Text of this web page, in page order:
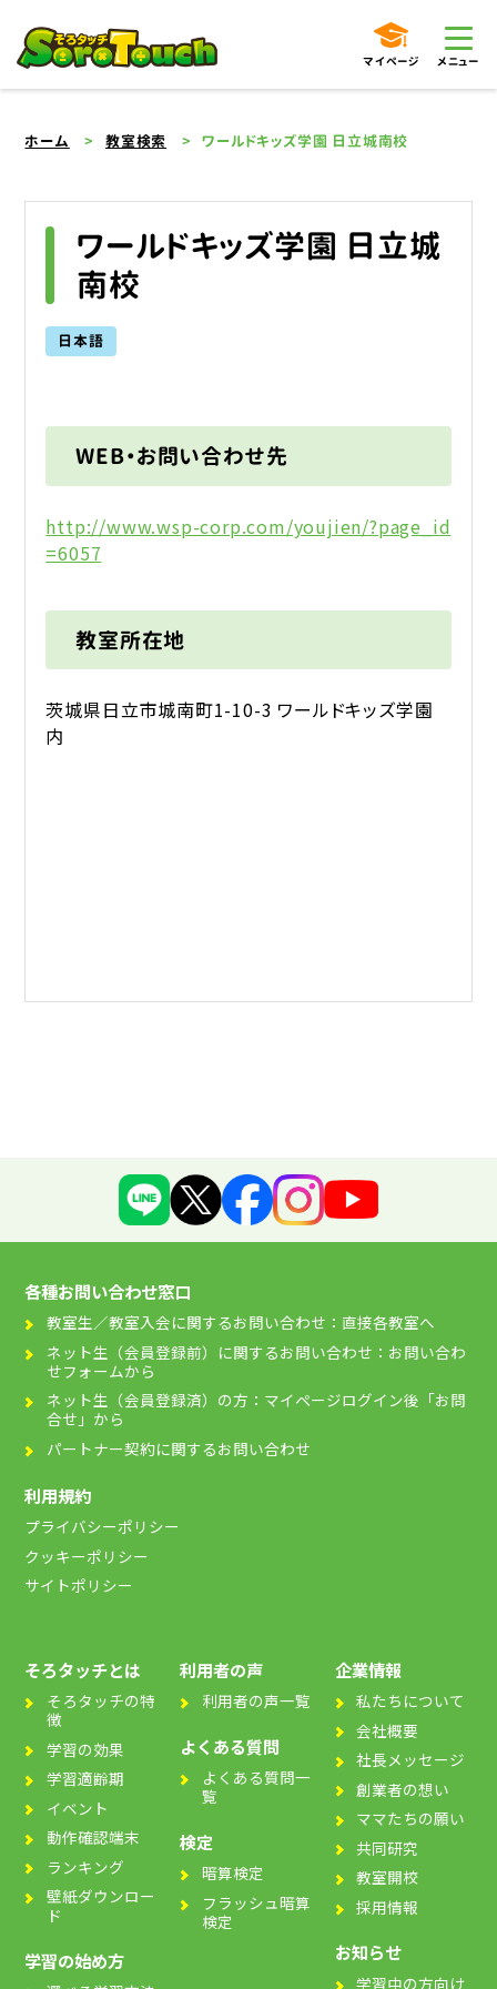
マイページ メニュー
ホーム 教室検索 ワールドキッズ学園 日立城南校
ワールドキッズ学園 日立城
南校
日本語
WEB・お問い合わせ先
http://www.wsp-corp.com/youjien/?page_id
=6057
教室所在地
茨城県日立市城南町1-10-3 ワールドキッズ学園
内
各種お問い合わせ窓口
教室生／教室入会に関するお問い合わせ：直接各教室へ
ネット生（会員登録前）に関するお問い合わせ：お問い合わ
せフォームから
ネット生（会員登録済）の方：マイページログイン後「お問
合せ」から
パートナー契約に関するお問い合わせ
利用規約
プライバシーポリシー
クッキーポリシー
サイトポリシー
そろタッチとは
そろタッチの特
徴
学習の効果
学習適齢期
イベント
動作確認端末
ランキング
壁紙ダウンロー
ド
学習の始め方
利用者の声
利用者の声一覧
よくある質問
よくある質問一
覧
検定
暗算検定
フラッシュ暗算
検定
企業情報
私たちについて
会社概要
社長メッセージ
創業者の想い
ママたちの願い
共同研究
教室開校
採用情報
お知らせ
学習中の方向け